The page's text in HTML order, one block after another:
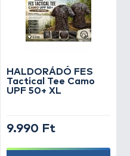
HALDORÁDÓ FES
Tactical Tee Camo
UPF 50+ XL
9.990 Ft